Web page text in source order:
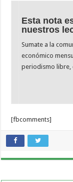
Esta nota
nuestros
Sumate a la
económico
periodismo libre,
[fbcomments]